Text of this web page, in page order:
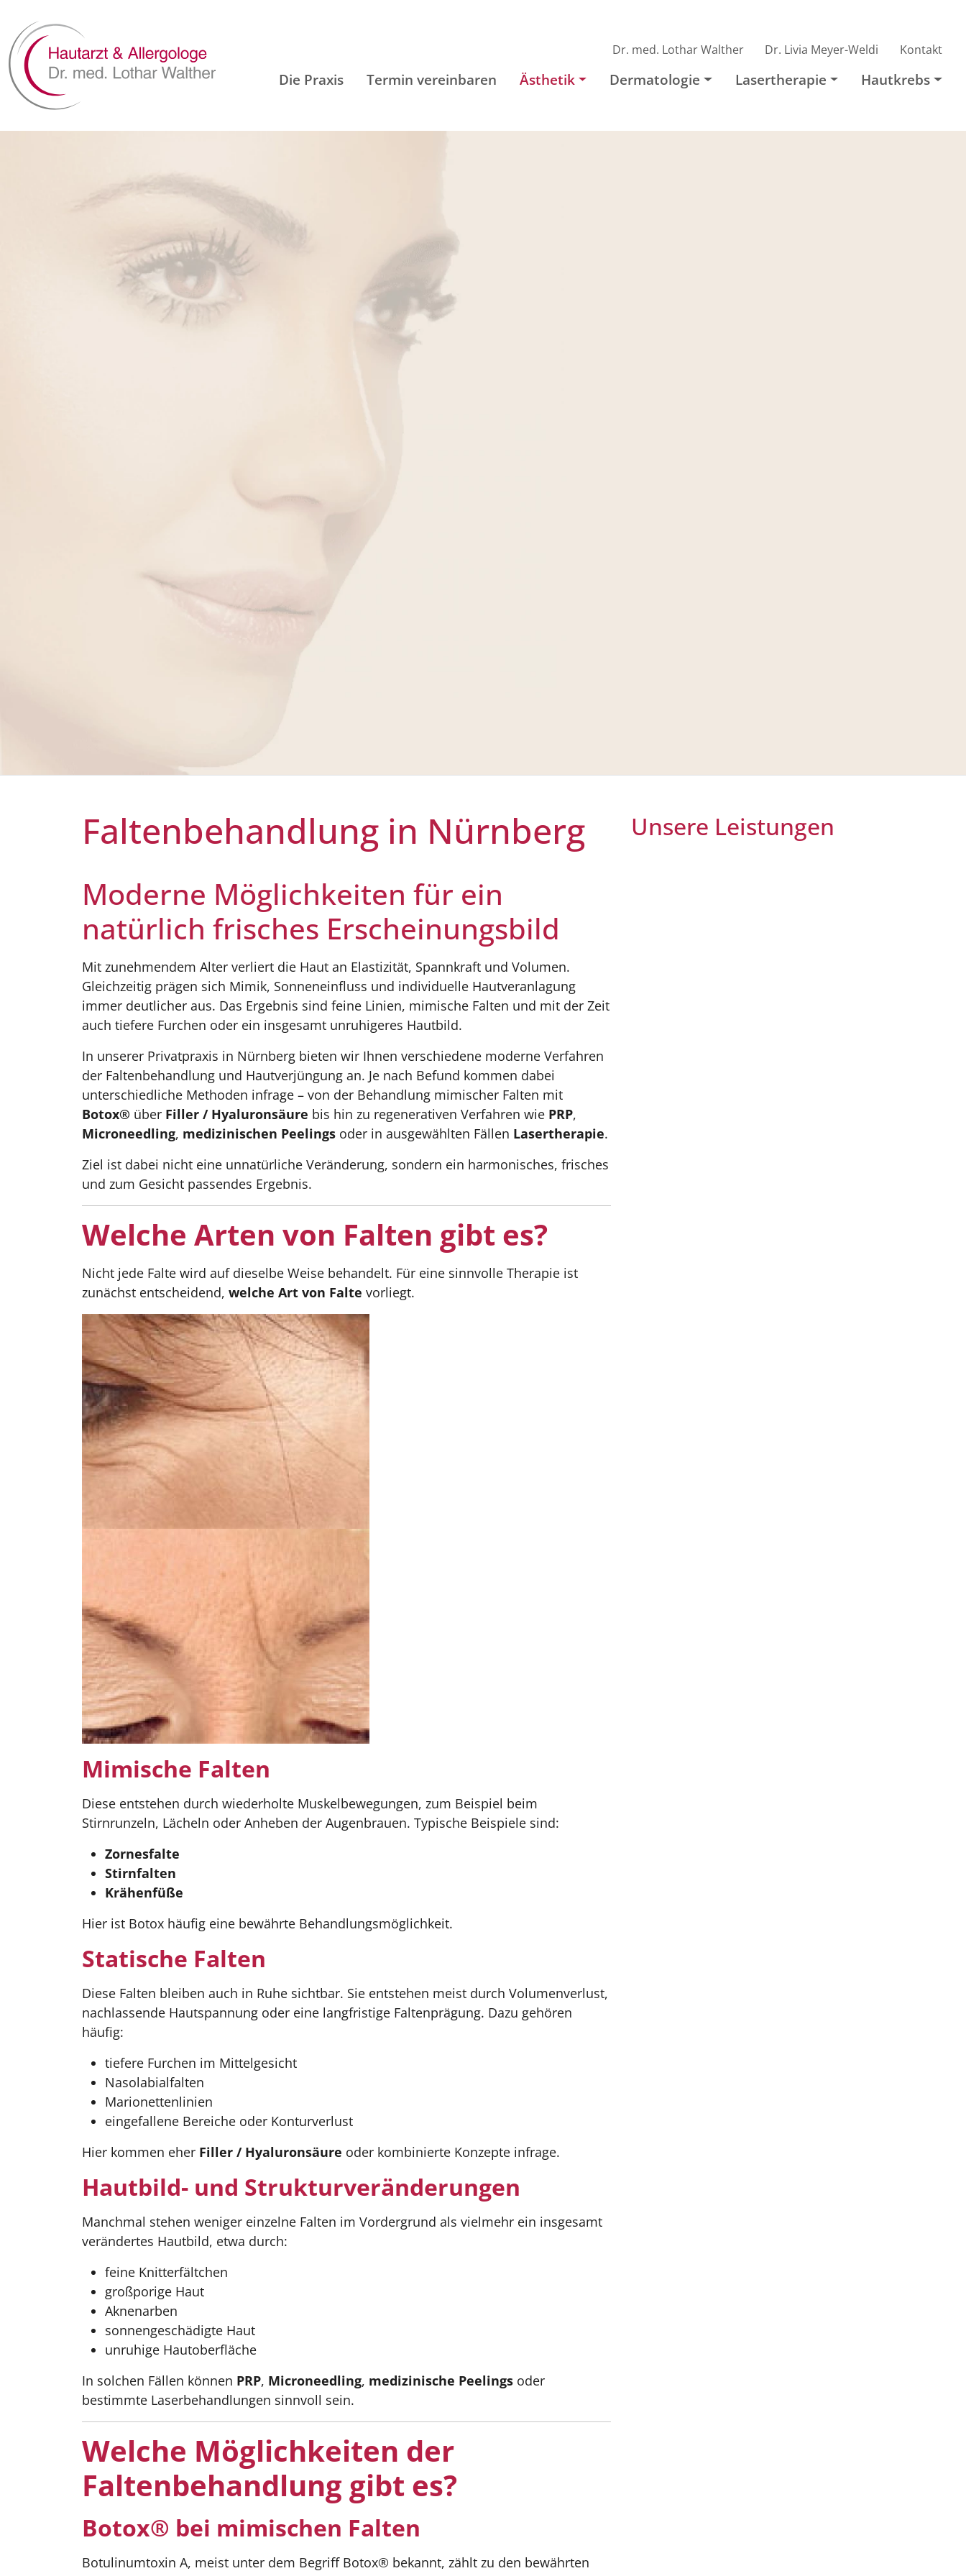
Die Praxis Termin vereinbaren Ästhetik Dermatologie Lasertherapie Hautkrebs
Dr. med. Lothar Walther Dr. Livia Meyer-Weldi Kontakt
Faltenbehandlung in Nürnberg
Moderne Möglichkeiten für ein
natürlich frisches Erscheinungsbild
Mit zunehmendem Alter verliert die Haut an Elastizität, Spannkraft und Volumen.
Gleichzeitig prägen sich Mimik, Sonneneinfluss und individuelle Hautveranlagung
immer deutlicher aus. Das Ergebnis sind feine Linien, mimische Falten und mit der Zeit
auch tiefere Furchen oder ein insgesamt unruhigeres Hautbild.
In unserer Privatpraxis in Nürnberg bieten wir Ihnen verschiedene moderne Verfahren
der Faltenbehandlung und Hautverjüngung an. Je nach Befund kommen dabei
unterschiedliche Methoden infrage – von der Behandlung mimischer Falten mit
Botox® über Filler / Hyaluronsäure bis hin zu regenerativen Verfahren wie PRP,
Microneedling, medizinischen Peelings oder in ausgewählten Fällen Lasertherapie.
Ziel ist dabei nicht eine unnatürliche Veränderung, sondern ein harmonisches, frisches
und zum Gesicht passendes Ergebnis.
Welche Arten von Falten gibt es?
Nicht jede Falte wird auf dieselbe Weise behandelt. Für eine sinnvolle Therapie ist
zunächst entscheidend, welche Art von Falte vorliegt.
Mimische Falten
Diese entstehen durch wiederholte Muskelbewegungen, zum Beispiel beim
Stirnrunzeln, Lächeln oder Anheben der Augenbrauen. Typische Beispiele sind:
Zornesfalte
Stirnfalten
Krähenfüße
Hier ist Botox häufig eine bewährte Behandlungsmöglichkeit.
Statische Falten
Diese Falten bleiben auch in Ruhe sichtbar. Sie entstehen meist durch Volumenverlust,
nachlassende Hautspannung oder eine langfristige Faltenprägung. Dazu gehören
häufig:
tiefere Furchen im Mittelgesicht
Nasolabialfalten
Marionettenlinien
eingefallene Bereiche oder Konturverlust
Hier kommen eher Filler / Hyaluronsäure oder kombinierte Konzepte infrage.
Hautbild- und Strukturveränderungen
Manchmal stehen weniger einzelne Falten im Vordergrund als vielmehr ein insgesamt
verändertes Hautbild, etwa durch:
feine Knitterfältchen
großporige Haut
Aknenarben
sonnengeschädigte Haut
unruhige Hautoberfläche
In solchen Fällen können PRP, Microneedling, medizinische Peelings oder
bestimmte Laserbehandlungen sinnvoll sein.
Welche Möglichkeiten der
Faltenbehandlung gibt es?
Botox® bei mimischen Falten
Botulinumtoxin A, meist unter dem Begriff Botox® bekannt, zählt zu den bewährten
Unsere Leistungen